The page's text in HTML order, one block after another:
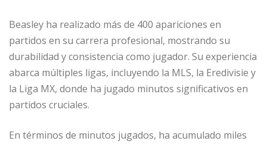
Beasley ha realizado más de 400 apariciones en
partidos en su carrera profesional, mostrando su
durabilidad y consistencia como jugador. Su experiencia
abarca múltiples ligas, incluyendo la MLS, la Eredivisie y
la Liga MX, donde ha jugado minutos significativos en
partidos cruciales.
En términos de minutos jugados, ha acumulado miles